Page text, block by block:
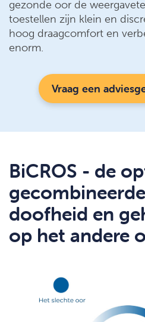
gezonde oor de
toestellen zijn klein en
hoog draagcomfort en
enorm.
Vraag een
BiCROS - de
doofheid en
op het andere